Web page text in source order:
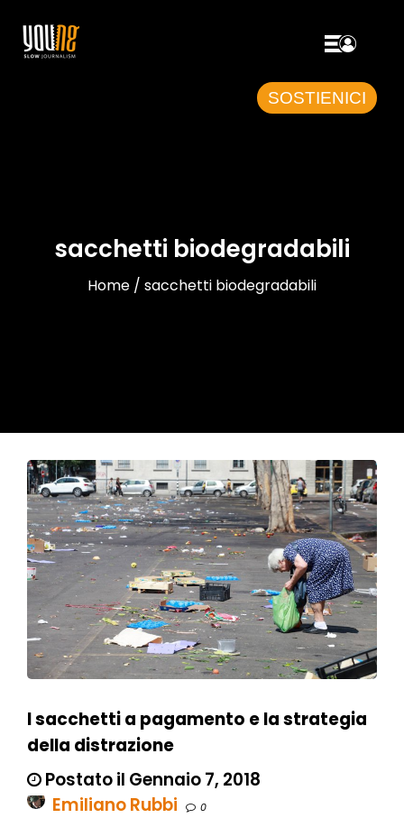
SOSTIENICI
sacchetti biodegradabili
Home / sacchetti biodegradabili
I sacchetti a pagamento e la strategia
della distrazione
Postato il Gennaio 7, 2018
Emiliano Rubbi
0